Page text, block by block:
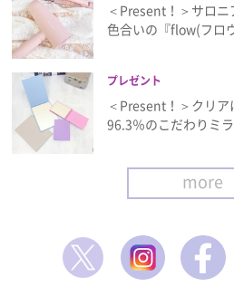
＜Present！＞サロ
色合いの『flow(フロ
プレゼント
＜Present！＞クリ
96.3％のこだわりミ
more